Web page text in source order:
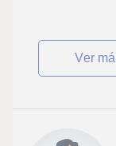
ver